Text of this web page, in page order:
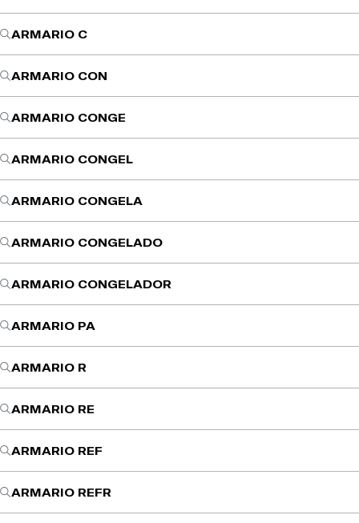
ARMARIO C
ARMARIO CON
ARMARIO CONGE
ARMARIO CONGEL
ARMARIO CONGELA
ARMARIO CONGELADO
ARMARIO CONGELADOR
ARMARIO PA
ARMARIO R
ARMARIO RE
ARMARIO REF
ARMARIO REFR